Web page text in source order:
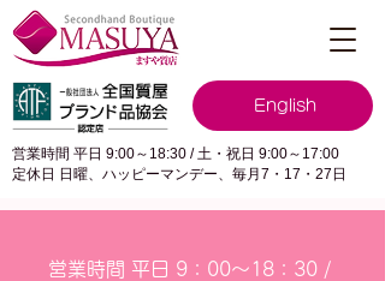
English
営業時間 平日 9:00～18:30 / 土・祝日 9:00～17:00
定休日 日曜、ハッピーマンデー、毎月7・17・27日
営業時間 平日 9：00～18：30 /